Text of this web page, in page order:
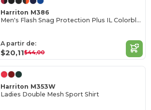
Harriton M386
Men's Flash Snag Protection Plus IL Colorblock Polo
A partir de:
$20,11$44,00
Harriton M353W
Ladies Double Mesh Sport Shirt